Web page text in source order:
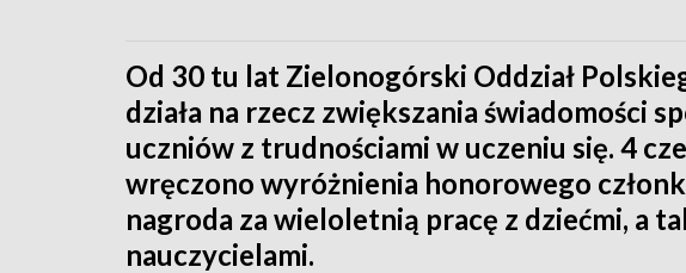
Od 30 tu lat Zielonogórski Oddział
działa na rzecz zwiększania świadomości
uczniów z trudnościami w uczeniu się. 4
wręczono wyróżnienia honorowego
nagroda za wieloletnią pracę z dziećmi, a
nauczycielami.